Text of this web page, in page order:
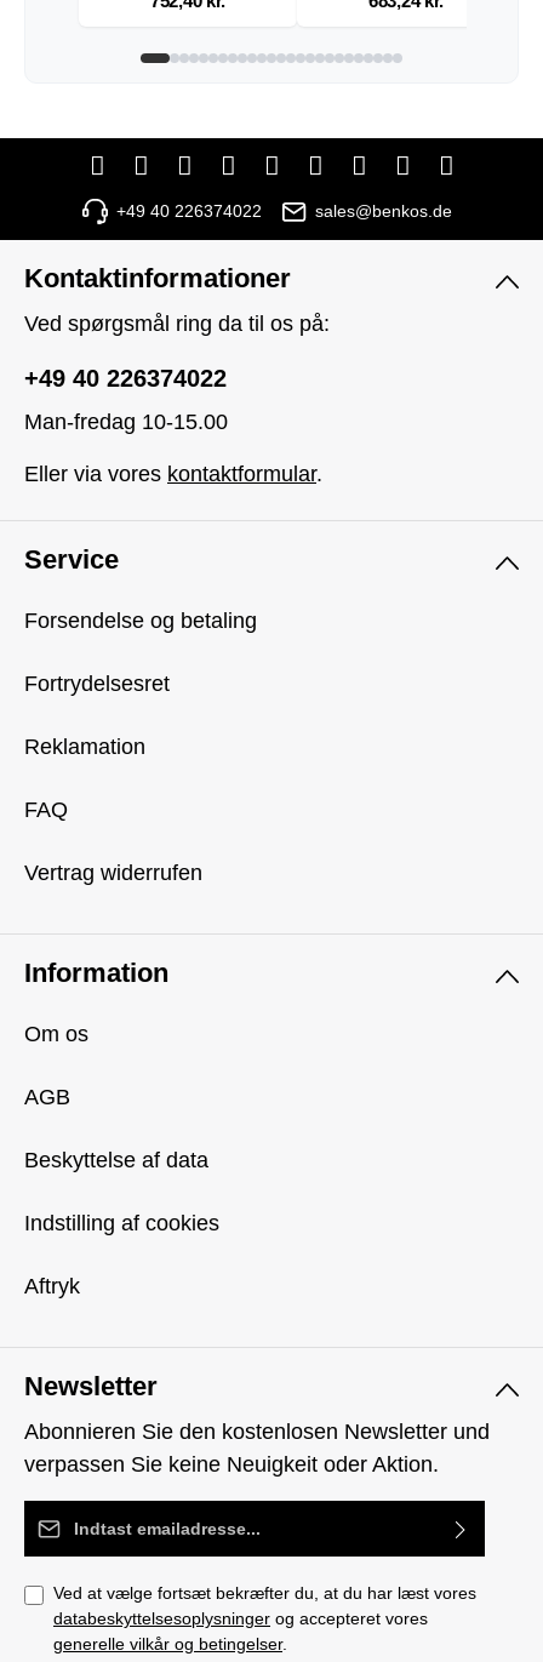
+49 40 226374022 sales@benkos.de
Newsletter
Abonnieren Sie den kostenlosen Newsletter und
verpassen Sie keine Neuigkeit oder Aktion.
Email adresse*
Ved at vælge fortsæt bekræfter du, at du har læst vores
databeskyttelsesoplysninger og accepteret vores
generelle vilkår og betingelser.
Kontaktinformationer
Ved spørgsmål ring da til os på:
+49 40 226374022
Man-fredag 10-15.00
Eller via vores kontaktformular.
Service
Forsendelse og betaling
Fortrydelsesret
Reklamation
FAQ
Vertrag widerrufen
Information
Om os
AGB
Beskyttelse af data
Indstilling af cookies
Aftryk